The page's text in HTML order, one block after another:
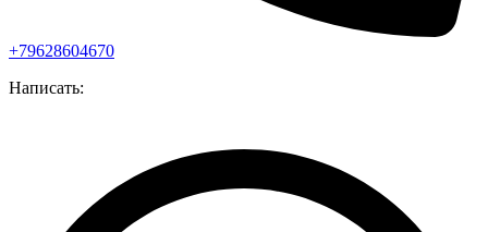
+79628604670
Написать: